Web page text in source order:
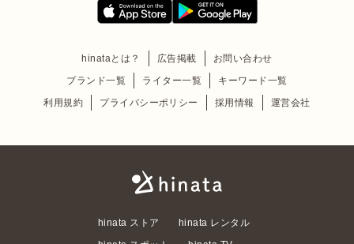
hinataとは？ 広告掲載
お問い合わせ
ブランド一覧
ライター一覧
キーワード一覧
利用規約
プライバシーポリシー 採用情報 運営会社
hinata ストア
hinata レンタル